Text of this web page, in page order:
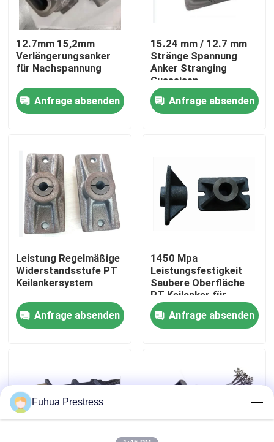
Startseite
Über uns
Fabrik Tour
Kontakt
Nachrichten
Spannsystem des verbundenen Postens
Postenspannungskeile
12.7mm 15,2mm
Verlängerungsanker
für Nachspannung
Anfrage absenden
15.24 mm / 12.7 mm
Stränge Spannung
Anker Stranging
Gusseisen
Anfrage absenden
Leistung Regelmäßige
Widerstandsstufe PT
Keilankersystem
Anfrage absenden
1450 Mpa
Leistungsfestigkeit
Saubere Oberfläche
PT Keilanker für
Nachspannung
Anfrage absenden
Fuhua Prestress